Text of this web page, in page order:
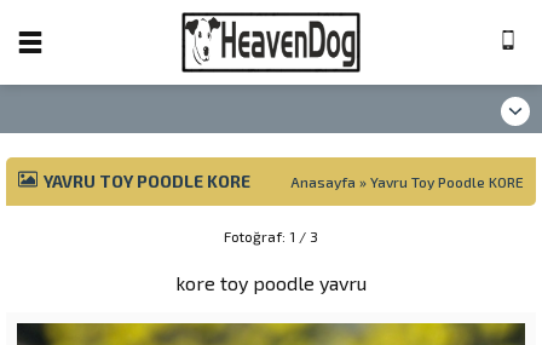
YAVRU TOY POODLE KORE Anasayfa » Yavru Toy Poodle KORE
Fotoğraf: 1 / 3
kore toy poodle yavru